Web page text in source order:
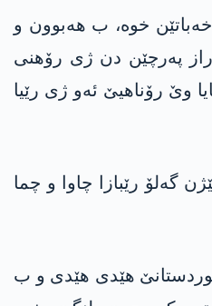
خوە، ب ھەبوون و
پەرچێن دن ژی رۆھنی
وێ رۆناھیێ ئەو ژی رێیا
گەلۆ رێبازا چاوا و چما
ھێدی ھێدی و ب